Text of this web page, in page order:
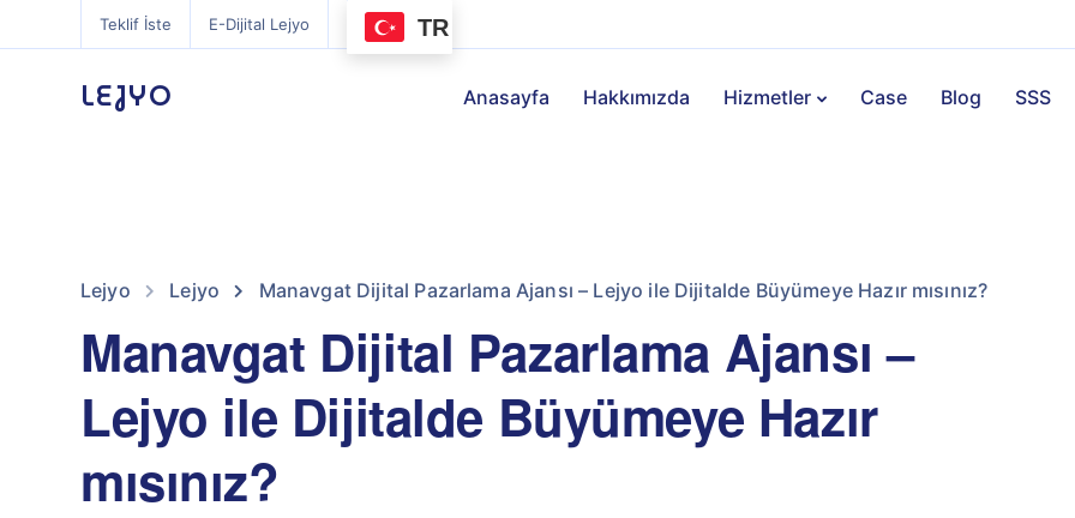
Teklif İste E-Dijital Lejyo TR
LEJYO Anasayfa Hakkımızda Hizmetler Case Blog SSS
Lejyo Lejyo Manavgat Dijital Pazarlama Ajansı – Lejyo ile Dijitalde Büyümeye Hazır mısınız?
Manavgat Dijital Pazarlama Ajansı –
Lejyo ile Dijitalde Büyümeye Hazır
mısınız?